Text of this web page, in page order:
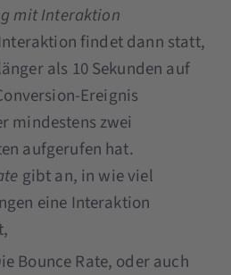
mit Interaktion
findet dann statt,
als 10 Sekunden auf
Ereignis
mindestens zwei
aufgerufen hat.
gibt an, in wie viel
eine Interaktion
Bounce Rate, oder auch